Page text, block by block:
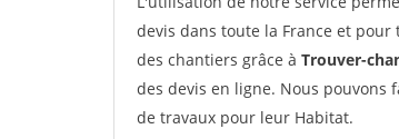
devis dans toute la France et
des chantiers grâce à Trouver-
des devis en ligne. Nous
de travaux pour leur Habitat.